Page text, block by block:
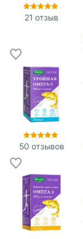
21 отзыв
50 отзывов